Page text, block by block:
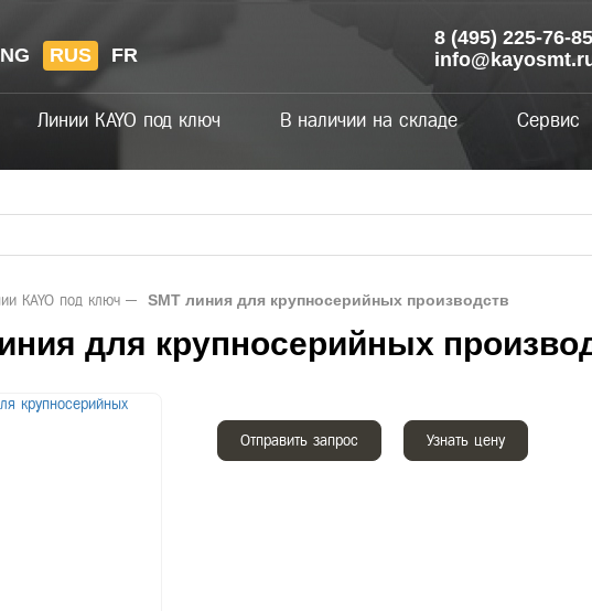
RUS FR
8 (495) 225-76-85
Линии KAYO под ключ В наличии на складе Сервис
KAYO под ключ SMT линия для крупносерийных производств
для крупносерийных
Отправить запрос Узнать цену